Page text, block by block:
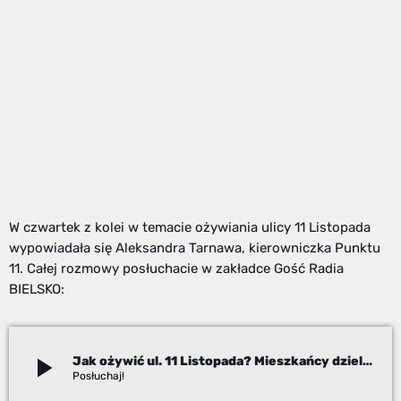
W czwartek z kolei w temacie ożywiania ulicy 11 Listopada
wypowiadała się Aleksandra Tarnawa, kierowniczka Punktu
11. Całej rozmowy posłuchacie w zakładce Gość Radia
BIELSKO:
play_arrow Jak ożywić ul. 11 Listopada? Mieszkańcy dzielą się pomysłami